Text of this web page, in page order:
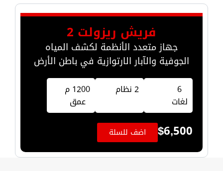
فريش ريزولت 2
جهاز متعدد الأنظمة لكشف المياه
الجوفية والآبار الارتوازية في باطن الأرض
6
لغات
2 نظام
1200 م
عمق
$6,500 اضف للسلة